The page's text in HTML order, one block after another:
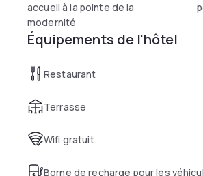
accueil à la pointe de la
modernité
Équipements de l'hôtel
Restaurant
Terrasse
Wifi gratuit
Borne de recharge pour les